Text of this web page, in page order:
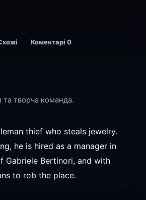
Коментарі 0
творча команда.
thief who steals jewelry.
he is hired as a manager in
Gabriele Bertinori, and with
to rob the place.